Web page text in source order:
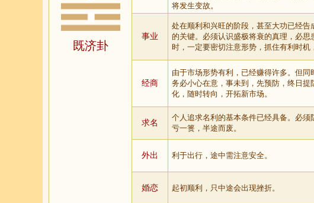
既济卦
将发生变故。
事业
处在顺利和兴旺的阶段，甚至大功已经
的关键。必须认识盛极将衰的真理，必
时，一定要密切注意形势，抓住有利时机
经商
由于市场形势有利，已经赚得许多。但同
务必小心在意，事未到，先预防，终日
化，随时转向，开拓新市场。
求名
个人追求名利的基本条件已经具备。必
亏一篑，半途而废。
外出 利于出行，途中需注意安全。
婚恋 起初顺利，只中途会出现挫折。